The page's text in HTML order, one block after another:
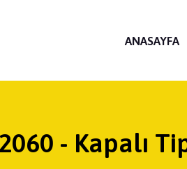
ANASAYFA
- Kapalı